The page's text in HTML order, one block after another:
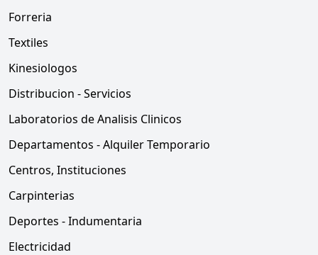
Forreria
Textiles
Kinesiologos
Distribucion - Servicios
Laboratorios de Analisis Clinicos
Departamentos - Alquiler Temporario
Centros, Instituciones
Carpinterias
Deportes - Indumentaria
Electricidad